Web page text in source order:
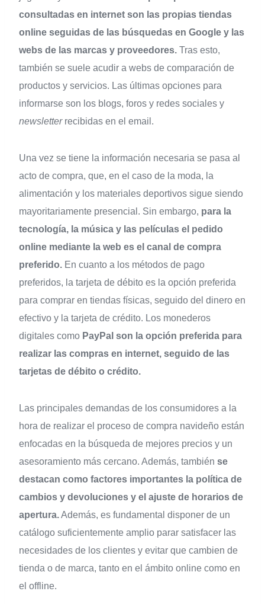
consultadas en internet son las propias tiendas
online seguidas de las búsquedas en Google y las
webs de las marcas y proveedores. Tras esto,
también se suele acudir a webs de comparación de
productos y servicios. Las últimas opciones para
informarse son los blogs, foros y redes sociales y
newsletterrecibidas en el email.
Una vez se tiene la información necesaria se pasa al
acto de compra, que, en el caso de la moda, la
alimentación y los materiales deportivos sigue siendo
mayoritariamente presencial. Sin embargo, para la
tecnología, la música y las películas el pedido
online mediante la web es el canal de compra
preferido. En cuanto a los métodos de pago
preferidos, la tarjeta de débito es la opción preferida
para comprar en tiendas físicas, seguido del dinero en
efectivo y la tarjeta de crédito. Los monederos
digitales como PayPal son la opción preferida para
realizar las compras en internet, seguido de las
tarjetas de débito o crédito.
Las principales demandas de los consumidores a la
hora de realizar el proceso de compra navideño están
enfocadas en la búsqueda de mejores precios y un
asesoramiento más cercano. Además, también se
destacan como factores importantes la política de
cambios y devoluciones y el ajuste de horarios de
apertura.Además, es fundamental disponer de un
catálogo suficientemente amplio parar satisfacer las
necesidades de los clientes y evitar que cambien de
tienda o de marca, tanto en el ámbito online como en
el offline.